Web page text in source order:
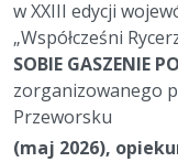
w XXIII edycji
„Współcześni
SOBIE GASZENIE
zorganizowanego
Przeworsku
(maj 2026),